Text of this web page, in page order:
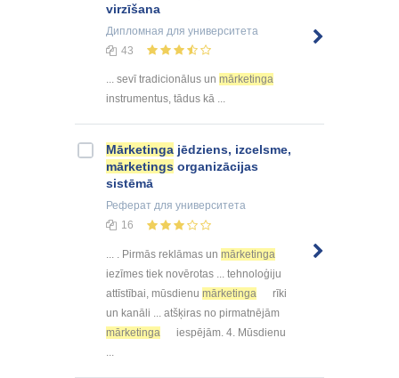
virzīšana
Дипломная для университета
43
... sevī tradicionālus un mārketinga
instrumentus, tādus kā ...
Mārketinga jēdziens, izcelsme,
mārketings organizācijas
sistēmā
Реферат для университета
16
... . Pirmās reklāmas un mārketinga
iezīmes tiek novērotas ... tehnoloģiju
attīstībai, mūsdienu mārketinga
rīki
un kanāli ... atšķiras no pirmatnējām
mārketinga
iespējām. 4. Mūsdienu
...